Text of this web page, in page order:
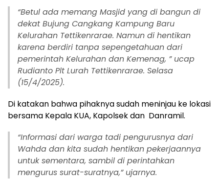
“Betul ada memang Masjid yang di bangun di
dekat Bujung Cangkang Kampung Baru
Kelurahan Tettikenrarae. Namun di hentikan
karena berdiri tanpa sepengetahuan dari
pemerintah Kelurahan dan Kemenag, ” ucap
Rudianto Plt Lurah Tettikenrarae. Selasa
(15/4/2025).
Di katakan bahwa pihaknya sudah meninjau ke lokasi
bersama Kepala KUA, Kapolsek dan Danramil.
“Informasi dari warga tadi pengurusnya dari
Wahda dan kita sudah hentikan pekerjaannya
untuk sementara, sambil di perintahkan
mengurus surat-suratnya,” ujarnya.